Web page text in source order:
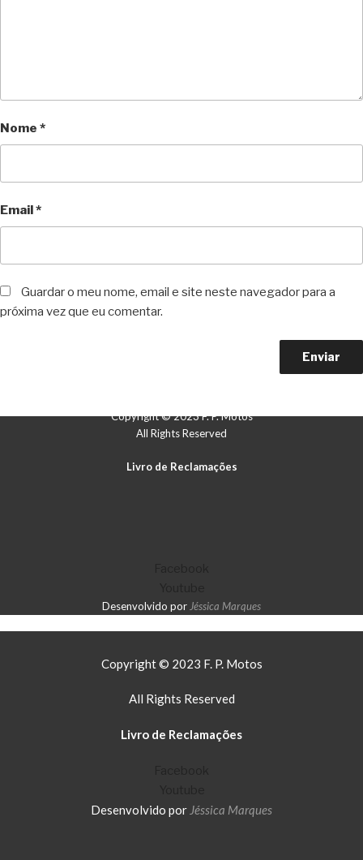
Nome *
Email*
Guardar o meu nome, email e site neste navegador para a
próxima vez que eu comentar.
Copyright © 2023 F. P. Motos
All Rights Reserved
Livro de Reclamações
Desenvolvido porJéssica Marques
Copyright © 2023 F. P. Motos
All Rights Reserved
Livro de Reclamações
Desenvolvido por Jéssica Marques